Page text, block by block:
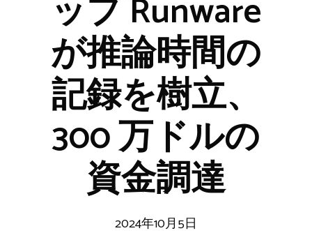
ップ Runware
が推論時間の
記録を樹立、
300 万ドルの
資金調達
2024年10月5日